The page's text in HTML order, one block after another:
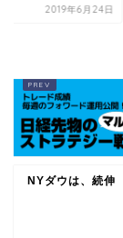
2019年6月24日
NYダウは、続伸